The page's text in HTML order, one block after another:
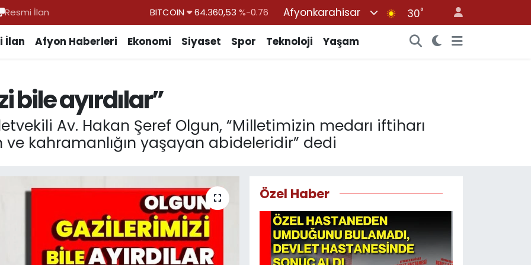
Resmi İlan DOLAR 47,7069 %0.17
BITCOIN
64.360,53 %-0.76
Afyonkarahisar 30°
İlan Afyon Haberleri Ekonomi Siyaset Spor Teknoloji Yaşam
bile ayırdılar”
Av. Hakan Şeref Olgun, “Milletimizin medarı iftiharı
kahramanlığın yaşayan abideleridir” dedi
Özel Haber